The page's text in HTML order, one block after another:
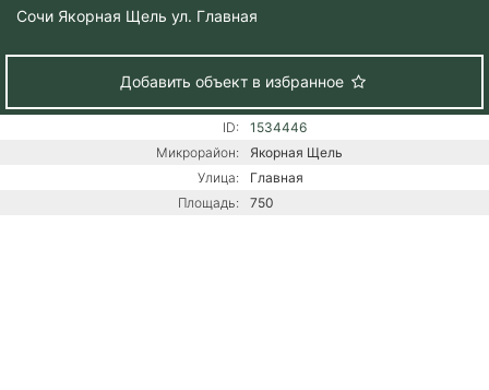
Сочи Якорная Щель ул. Главная
Добавить объект в избранное
ID:
1534446
Микрорайон:
Якорная Щель
Улица:
Главная
Площадь:
750